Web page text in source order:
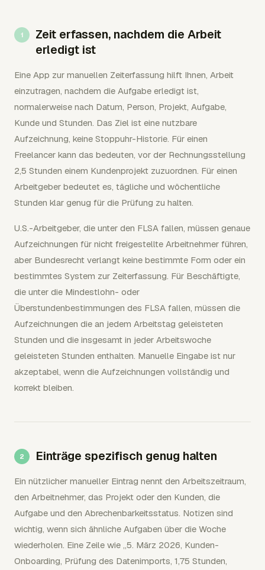
Zeit erfassen, nachdem die Arbeit
erledigt ist
Eine App zur manuellen Zeiterfassung hilft Ihnen, Arbeit
einzutragen, nachdem die Aufgabe erledigt ist,
normalerweise nach Datum, Person, Projekt, Aufgabe,
Kunde und Stunden. Das Ziel ist eine nutzbare
Aufzeichnung, keine Stoppuhr-Historie. Für einen
Freelancer kann das bedeuten, vor der Rechnungsstellung
2,5 Stunden einem Kundenprojekt zuzuordnen. Für einen
Arbeitgeber bedeutet es, tägliche und wöchentliche
Stunden klar genug für die Prüfung zu halten.
U.S.-Arbeitgeber, die unter den FLSA fallen, müssen genaue
Aufzeichnungen für nicht freigestellte Arbeitnehmer führen,
aber Bundesrecht verlangt keine bestimmte Form oder ein
bestimmtes System zur Zeiterfassung. Für Beschäftigte,
die unter die Mindestlohn- oder
Überstundenbestimmungen des FLSA fallen, müssen die
Aufzeichnungen die an jedem Arbeitstag geleisteten
Stunden und die insgesamt in jeder Arbeitswoche
geleisteten Stunden enthalten. Manuelle Eingabe ist nur
akzeptabel, wenn die Aufzeichnungen vollständig und
korrekt bleiben.
Einträge spezifisch genug halten
Ein nützlicher manueller Eintrag nennt den Arbeitszeitraum,
den Arbeitnehmer, das Projekt oder den Kunden, die
Aufgabe und den Abrechenbarkeitsstatus. Notizen sind
wichtig, wenn sich ähnliche Aufgaben über die Woche
wiederholen. Eine Zeile wie „5. März 2026, Kunden-
Onboarding, Prüfung des Datenimports, 1,75 Stunden,